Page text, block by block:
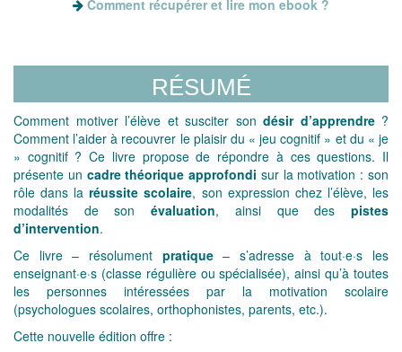
Comment récupérer et lire mon ebook ?
RÉSUMÉ
Comment motiver l’élève et susciter son désir d’apprendre?
Comment l’aider à recouvrer le plaisir du « jeu cognitif » et du « je
» cognitif ? Ce livre propose de répondre à ces questions. Il
présente un cadre théorique approfondi sur la motivation : son
rôle dans laréussite scolaire, son expression chez l’élève, les
modalités de sonévaluation, ainsi que despistes
d’intervention.
Ce livre – résolument pratique– s’adresse à tout·e·s les
enseignant·e·s (classe régulière ou spécialisée), ainsi qu’à toutes
les personnes intéressées par la motivation scolaire
(psychologues scolaires, orthophonistes, parents, etc.).
Cette nouvelle édition offre :